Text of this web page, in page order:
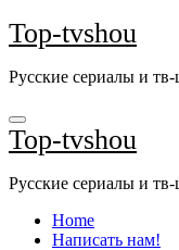
Перейти
к
Top-tvshou
Русские сериалы и
Top-tvshou
Русские сериалы и
Home
Написать нам!